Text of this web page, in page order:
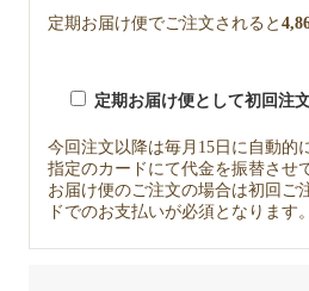
定期お届け便でご注文されると
定期お届け便として初回注
今回注文以降は毎月15日に自動的
指定のカードにて代金を振替させ
お届け便のご注文の場合は初回ご
ドでのお支払いが必須となります